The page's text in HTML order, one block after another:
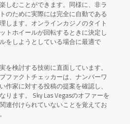
しむことができます。同様に、非ラ
のために実際には完全に自動である
します。オンラインカジノのタイト
トホイールが回転するときに決定し
をしようとしている場合に最適で
を検討する技術に直面しています。
ファクトチェッカーは、ナンバーワ
作家に対する投稿の提案を確認し、
ります。 Sky Las Vegasのオファーを
連付けられていないことを覚えてお